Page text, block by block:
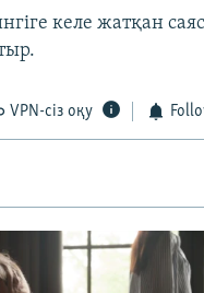
келе жатқан
VPN-сіз оқу